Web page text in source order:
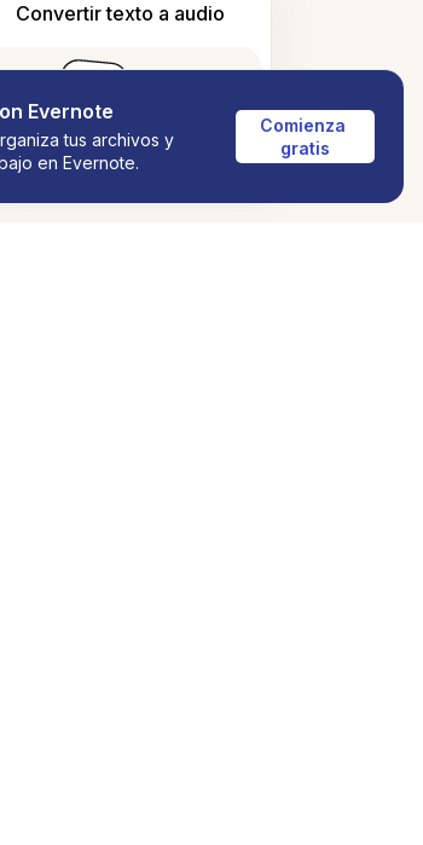
Convertir texto a audio
Evernote
tus archivos y
en Evernote.
Comienza
gratis